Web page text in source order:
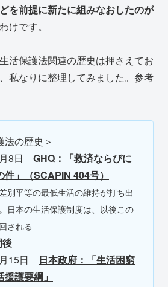
を前提に新たに組みなおしたのが
けです。
活保護法関連の歴史は押さえてお
私なりに整理してみました。参考
法の歴史＞
8日 GHQ：「救済ならびに
件」（SCAPIN 404号）
別平等の最低生活の維持が打ち出
日本の生活保護制度は、以後この
される
後
15日 日本政府：「生活困窮
護要綱」